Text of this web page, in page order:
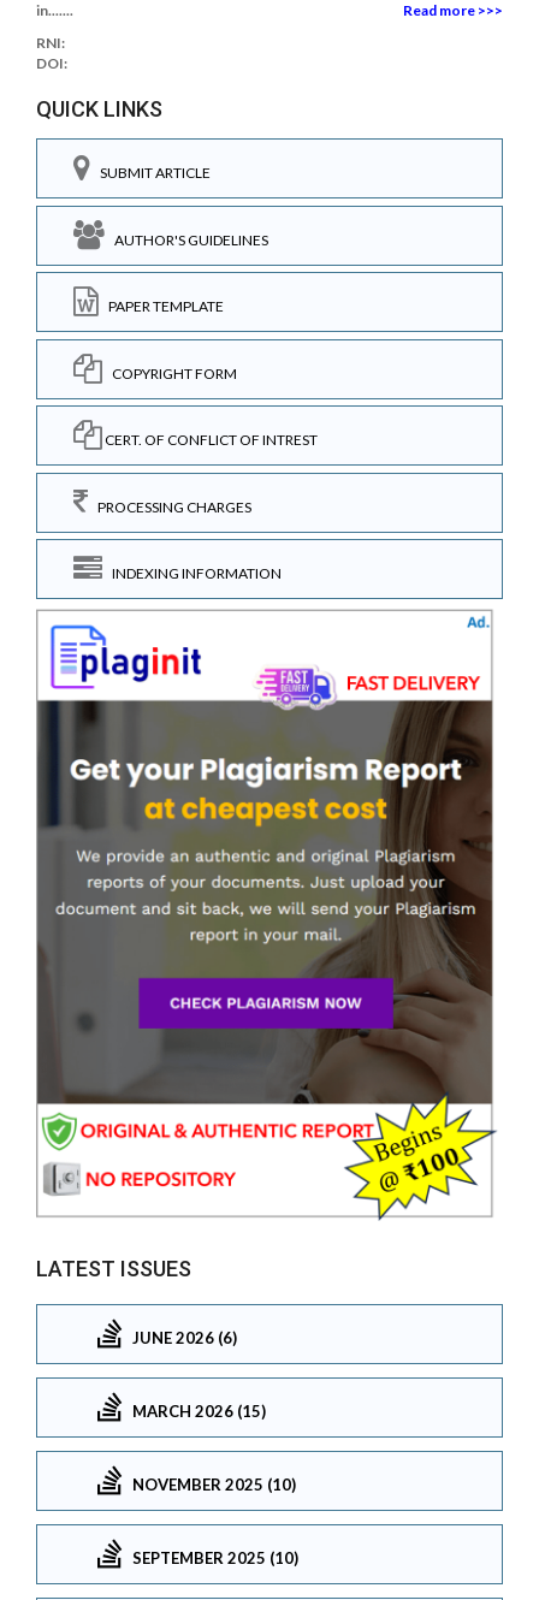
in.......
Read more >>>
RNI:
DOI:
QUICK LINKS
SUBMIT ARTICLE
AUTHOR'S GUIDELINES
PAPER TEMPLATE
COPYRIGHT FORM
CERT. OF CONFLICT OF INTREST
PROCESSING CHARGES
INDEXING INFORMATION
LATEST ISSUES
JUNE 2026 (6)
MARCH 2026 (15)
NOVEMBER 2025 (10)
SEPTEMBER 2025 (10)